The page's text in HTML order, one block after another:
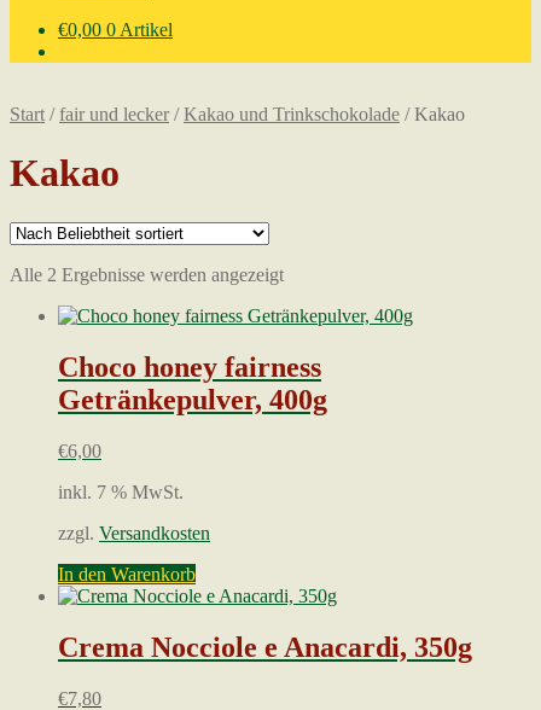
€0,00 0 Artikel
Start /fair und lecker /Kakao und Trinkschokolade /Kakao
Kakao
Alle 2 Ergebnisse werden angezeigtNach
sortiert
Choco honey fairness
Getränkepulver, 400g
€6,00
inkl. 7 % MwSt.
zzgl. Versandkosten
In den Warenkorb
Crema Nocciole e Anacardi, 350g
€7,80